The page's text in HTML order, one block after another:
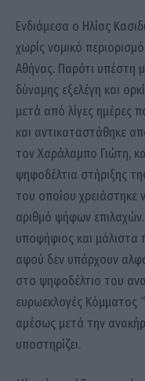
Ενδιάμεσα ο Ηλίας
χωρίς νομικό
Αθήνας. Παρότι υπέστη
δύναμης εξελέγη και
μετά από λίγες ημέρες
και αντικαταστάθηκε
τον Χαράλαμπο Γιώτη,
ψηφοδέλτια στήριξης
του οποίου χρειάστηκε
αριθμό ψήφων
υποψήφιος και
αφού δεν υπάρχουν
στο ψηφοδέλτιο του
ευρωεκλογές Κόμματος
αμέσως μετά την
υποστηρίζει.